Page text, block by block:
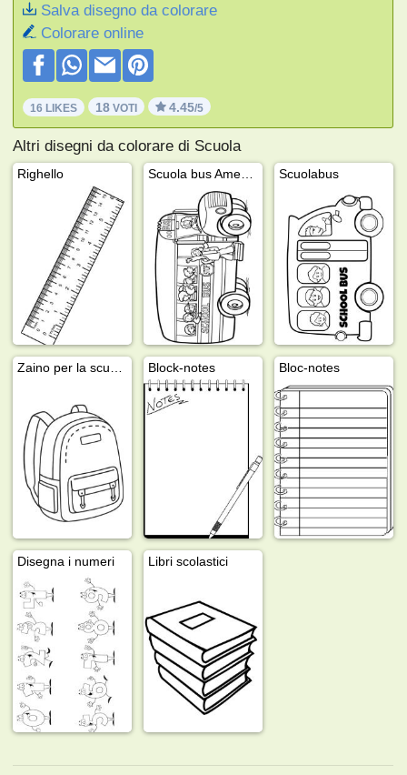
Salva disegno da colorare
Colorare online
16 LIKES 18 VOTI 4.45/5
Altri disegni da colorare di Scuola
Righello Scuolabus
Block-notes Bloc-notes
Disegna i numeri Libri scolastici